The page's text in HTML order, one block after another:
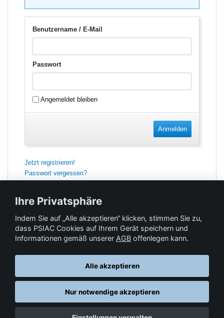
Benutzername / E-Mail
Passwort
Angemeldet bleiben
Anmelden
Jetzt registrieren!
Passwort vergessen?
Feedback
© Springer-Verlag GmbH. Part of Springer Nature •Datenschutz,AGB,
Ihre Privatsphäre
Indem Sie auf „Alle akzeptieren“ klicken, stimmen Sie zu,
dass PSIAC Cookies auf Ihrem Gerät speichern und
Informationen gemäß unserer AGB offenlegen kann.
Alle akzeptieren
Nur notwendige akzeptieren